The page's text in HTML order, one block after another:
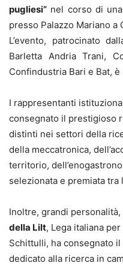
pugliesi” nel corso di
presso Palazzo Mariano a
L’evento, patrocinato
Barletta Andria Trani,
Confindustria Bari e Bat,
I rappresentanti
consegnato il prestigioso
distinti nei settori della
della meccatronica,
territorio,
selezionata e premiata
Inoltre, grandi personalità,
della Lilt, Lega italiana
Schittulli, ha consegnato il
dedicato alla ricerca in